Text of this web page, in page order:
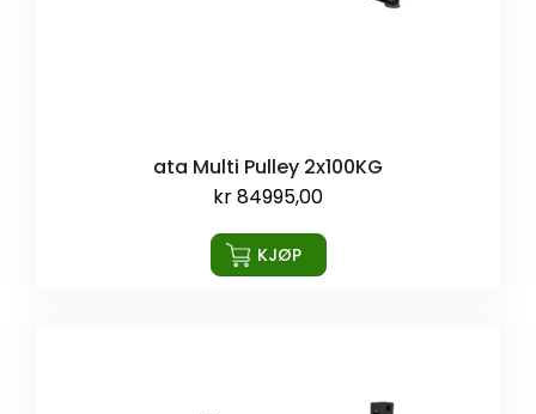
ata Multi Pulley 2x100KG
kr84995,00
KJØP